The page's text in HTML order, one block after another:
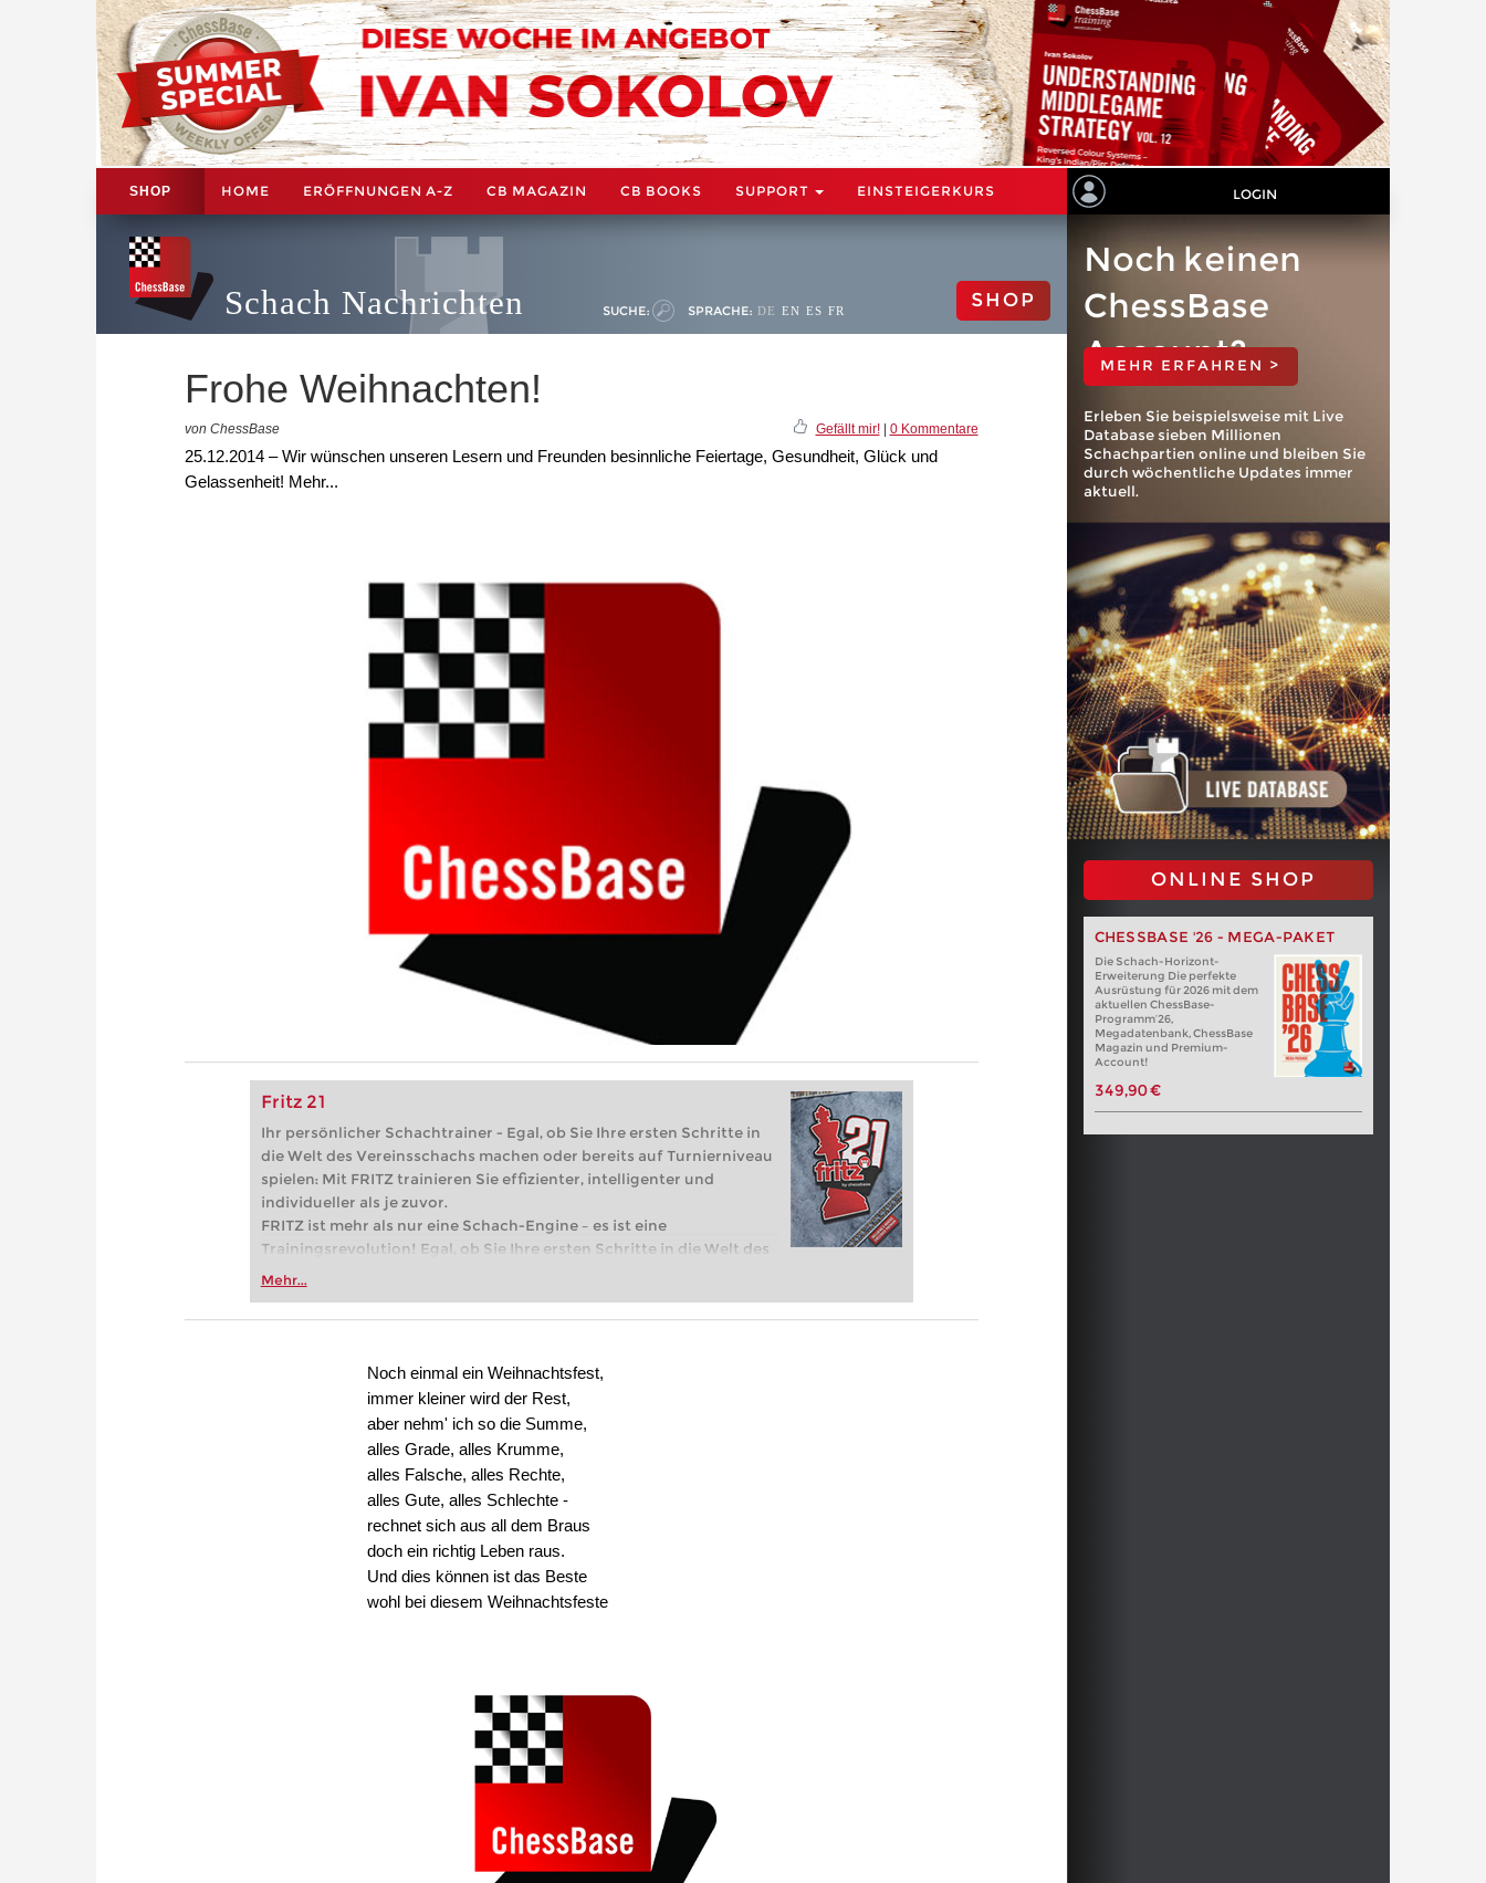
SHOP HOME ERÖFFNUNGEN A-Z CB MAGAZIN CB BOOKS SUPPORT EINSTEIGERKURS LOGIN
Schach Nachrichten SUCHE: SPRACHE: DE EN ES FR SHOP
Frohe Weihnachten!
von ChessBase Gefällt mir!| 0 Kommentare
25.12.2014 – Wir wünschen unseren Lesern und Freunden besinnliche Feiertage, Gesundheit, Glück und
Gelassenheit! Mehr...
Fritz 21
Ihr persönlicher Schachtrainer - Egal, ob Sie Ihre ersten Schritte in
die Welt des Vereinsschachs machen oder bereits auf Turnierniveau
spielen: Mit FRITZ trainieren Sie effizienter, intelligenter und
individueller als je zuvor.
FRITZ ist mehr als nur eine Schach-Engine – es ist eine
Trainingsrevolution! Egal, ob Sie Ihre ersten Schritte in die Welt des
Vereinsschachs machen oder bereits auf Turnierniveau spielen: Mit
zuvor.
Mehr...
Noch keinen
ChessBase
Account?
MEHR ERFAHREN >
Erleben Sie beispielsweise mit Live
Database sieben Millionen
Schachpartien online und bleiben Sie
durch wöchentliche Updates immer
aktuell.
ONLINE SHOP
CHESSBASE '26 - MEGA-PAKET
Die Schach-Horizont-
Erweiterung Die perfekte
Ausrüstung für 2026 mit dem
aktuellen ChessBase-
Programm’26,
Megadatenbank, ChessBase
Magazin und Premium-
Account!
349,90 €
Noch einmal ein Weihnachtsfest,
immer kleiner wird der Rest,
aber nehm' ich so die Summe,
alles Grade, alles Krumme,
alles Falsche, alles Rechte,
alles Gute, alles Schlechte -
rechnet sich aus all dem Braus
doch ein richtig Leben raus.
Und dies können ist das Beste
wohl bei diesem Weihnachtsfeste